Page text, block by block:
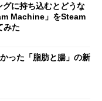
に持ち込むとどうな
Machine」をSteam
みた
った「脂肪と腸」の新